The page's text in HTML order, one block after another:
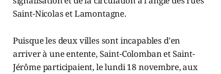
Saint-Nicolas et Lamontagne.
Puisque les deux villes sont incapables d'en
arriver à une entente, Saint-Colomban et Saint-
Jérôme participaient, le lundi 18 novembre, aux